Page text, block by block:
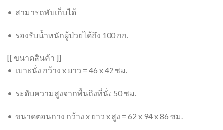
• สามารถพับเก็บได้
• รองรับน้ำหนักผู้ป่วยได้ถึง 100 กก.
[[ ขนาดสินค้า ]]
• เบาะนั่ง กว้าง x ยาว = 46 x 42 ซม.
• ระดับความสูงจากพื้นถึงที่นั่ง 50 ซม.
• ขนาดตอนกาง กว้าง x ยาว x สูง = 62 x 94 x 86 ซม.